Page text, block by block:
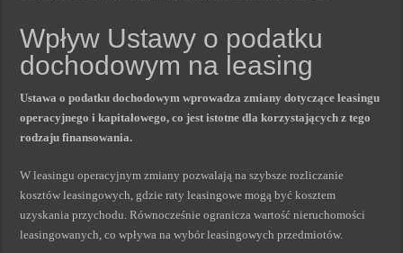
Wpływ Ustawy o podatku
dochodowym na leasing
Ustawa o podatku dochodowym wprowadza zmiany dotyczące leasingu
operacyjnego i kapitałowego, co jest istotne dla korzystających z tego
rodzaju finansowania.
W leasingu operacyjnym zmiany pozwalają na szybsze rozliczanie
kosztów leasingowych, gdzie raty leasingowe mogą być kosztem
uzyskania przychodu. Równocześnie ogranicza wartość nieruchomości
leasingowanych, co wpływa na wybór leasingowych przedmiotów.